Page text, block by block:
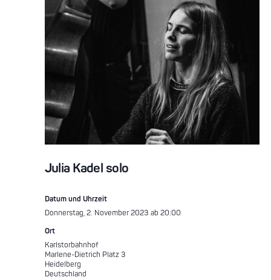
Julia Kadel solo
Datum und Uhrzeit
Donnerstag, 2. November 2023 ab 20:00
Ort
Karlstorbahnhof
Marlene-Dietrich Platz 3
Heidelberg
Deutschland